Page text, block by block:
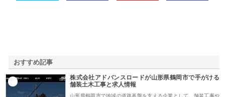
おすすめ記事
株式会社アドバンスロードが山形県鶴岡市で手がける
舗装土木工事と求人情報
山形県鶴岡市で地域の道路基盤を支える企業として、舗装工事や